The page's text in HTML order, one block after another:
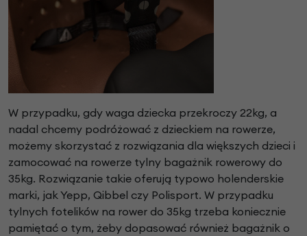
W przypadku, gdy waga dziecka przekroczy 22kg, a
nadal chcemy podróżować z dzieckiem na rowerze,
możemy skorzystać z rozwiązania dla większych dzieci i
zamocować na rowerze tylny bagażnik rowerowy do
35kg. Rozwiązanie takie oferują typowo holenderskie
marki, jak Yepp, Qibbel czy Polisport. W przypadku
tylnych fotelików na rower do 35kg trzeba koniecznie
pamiętać o tym, żeby dopasować również bagażnik o